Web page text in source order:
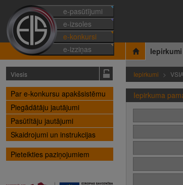
e-pasūtījumi
e-izsoles
e-konkursi
e-izziņas
Iepirkumi
Viesis
Par e-konkursu apakšsistēmu
Piegādātāju jautājumi
Pasūtītāju jautājumi
Skaidrojumi un instrukcijas
Pieteikties paziņojumiem
Iepirkumi
Iepirkuma